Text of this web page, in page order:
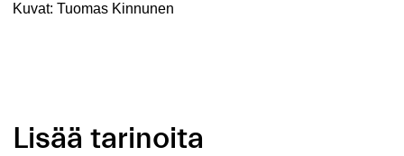
Kuvat: Tuomas Kinnunen
Lisää tarinoita